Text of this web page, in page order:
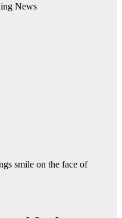
News
smile on the face of